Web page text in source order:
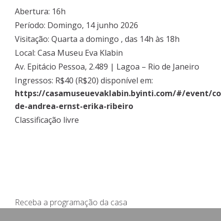
Abertura: 16h
Período: Domingo, 14 junho 2026
Visitação: Quarta a domingo , das 14h às 18h
Local: Casa Museu Eva Klabin
Av. Epitácio Pessoa, 2.489 | Lagoa – Rio de Janeiro
Ingressos: R$40 (R$20) disponível em:
https://casamuseuevaklabin.byinti.com/#/event/
de-andrea-ernst-erika-ribeiro
Classificação livre
Receba a programação da casa